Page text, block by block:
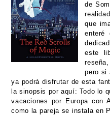
de
que
enteré
este
pero si
ya podrá disfrutar de esta
la sinopsis por aquí: Todo lo
vacaciones por Europa con
como la pareja se instala en